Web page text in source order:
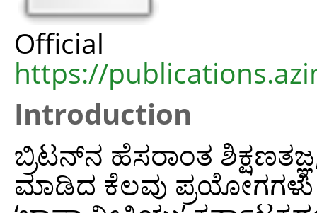
https://
Introduction
ಬ್ರಿಟನ್‌ನ ಹೆಸರಾಂತ
ಮಾಡಿದ ಕೆಲವು ಪ್ರಯೋಗಗಳು